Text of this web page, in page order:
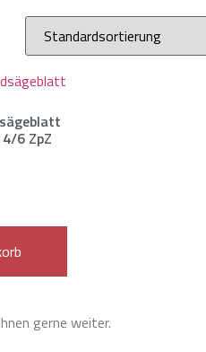
6 ZpZ
gerne weiter.